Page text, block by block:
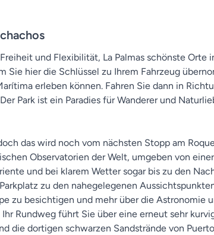
und Flexibilität, La Palmas schönste Orte
hier die Schlüssel zu Ihrem Fahrzeug
erleben können. Fahren Sie dann in
Park ist ein Paradies für Wanderer und
das wird noch vom nächsten Stopp am
Observatorien der Welt, umgeben von
und bei klarem Wetter sogar bis zu den
zu den nahegelegenen
zu besichtigen und mehr über die Astronomie
Rundweg führt Sie über eine erneut sehr
die dortigen schwarzen Sandstrände von